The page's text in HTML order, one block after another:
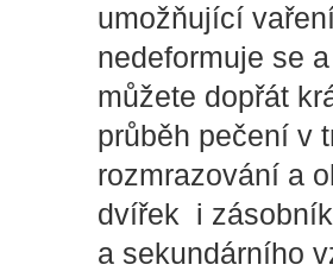
umožňující
nedeformuje se
můžete dopřát
průběh pečení v
rozmrazování a
dvířek i
a sekundárního